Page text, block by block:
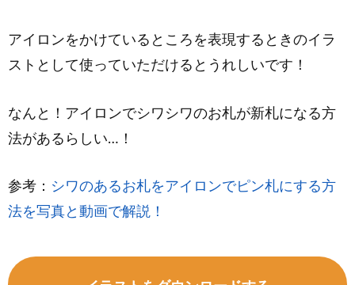
アイロンをかけているところを表現するときのイラ
ストとして使っていただけるとうれしいです！
なんと！アイロンでシワシワのお札が新札になる方
法があるらしい…！
参考： シワのあるお札をアイロンでピン札にする方
法を写真と動画で解説！